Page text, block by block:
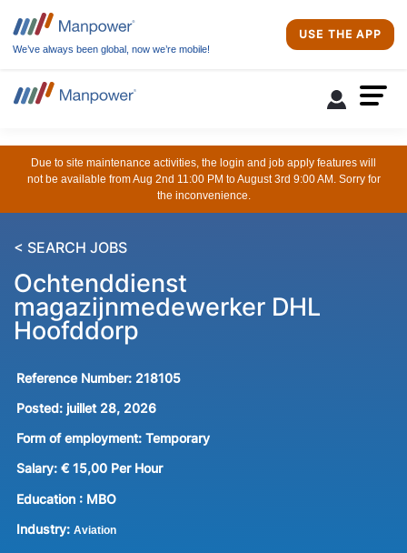
We’ve always been global, now we’re mobile!
USE THE APP
Due to site maintenance activities, the login and job apply features will
not be available from Aug 2nd 11:00 PM to August 3rd 9:00 AM. Sorry for
the inconvenience.
< SEARCH JOBS
Ochtenddienst
magazijnmedewerker DHL
Hoofddorp
Reference Number: 218105
Posted: juillet 28, 2026
Form of employment: Temporary
Salary: € 15,00 Per Hour
Education : MBO
Industry: Aviation